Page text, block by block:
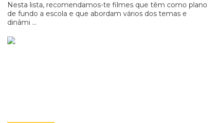
Nesta lista, recomendamos-te filmes que têm como plano
de fundo a escola e que abordam vários dos temas e
dinâmi ...